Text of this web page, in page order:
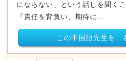
にならない」という話しを聞く
『責任を背負い、期待に...
この中国語先生を、